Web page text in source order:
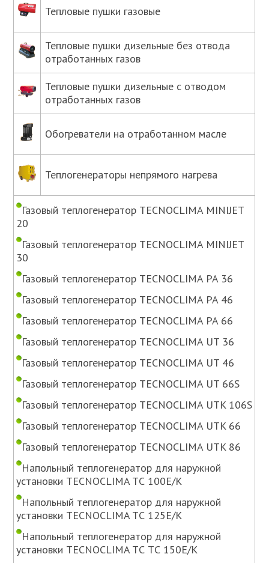
Тепловые пушки газовые
Тепловые пушки дизельные без отвода
отработанных газов
Тепловые пушки дизельные с отводом
отработанных газов
Обогреватели на отработанном масле
Теплогенераторы непрямого нагрева
Газовый теплогенератор TECNOCLIMA MINIJET
20
Газовый теплогенератор TECNOCLIMA MINIJET
30
Газовый теплогенератор TECNOCLIMA PA 36
Газовый теплогенератор TECNOCLIMA PA 46
Газовый теплогенератор TECNOCLIMA PA 66
Газовый теплогенератор TECNOCLIMA UT 36
Газовый теплогенератор TECNOCLIMA UT 46
Газовый теплогенератор TECNOCLIMA UT 66S
Газовый теплогенератор TECNOCLIMA UTK 106S
Газовый теплогенератор TECNOCLIMA UTK 66
Газовый теплогенератор TECNOCLIMA UTK 86
Напольный теплогенератор для наружной
установки TECNOCLIMA TС 100E/K
Напольный теплогенератор для наружной
установки TECNOCLIMA TС 125E/K
Напольный теплогенератор для наружной
установки TECNOCLIMA TС TС 150E/K